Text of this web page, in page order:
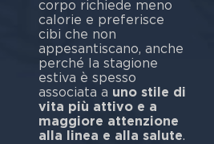
corpo richiede meno
calorie e preferisce
cibi che non
appesantiscano, anche
perché la stagione
estiva è spesso
associata a uno stile di
vita più attivo e a
maggiore attenzione
alla linea e alla salute.